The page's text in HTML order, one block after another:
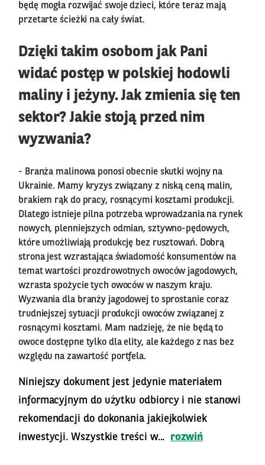
będę mogła rozwijać swoje dzieci, które teraz mają
przetarte ścieżki na cały świat.
Dzięki takim osobom jak Pani
widać postęp w polskiej hodowli
maliny i jeżyny. Jak zmienia się ten
sektor? Jakie stoją przed nim
wyzwania?
- Branża malinowa ponosi obecnie skutki wojny na
Ukrainie. Mamy kryzys związany z niską ceną malin,
brakiem rąk do pracy, rosnącymi kosztami produkcji.
Dlatego istnieje pilna potrzeba wprowadzania na rynek
nowych, plenniejszych odmian, sztywno-pędowych,
które umożliwiają produkcję bez rusztowań. Dobrą
strona jest wzrastająca świadomość konsumentów na
temat wartości prozdrowotnych owoców jagodowych,
wzrasta spożycie tych owoców w naszym kraju.
Wyzwania dla branży jagodowej to sprostanie coraz
trudniejszej sytuacji produkcji owoców związanej z
rosnącymi kosztami. Mam nadzieję, że nie będą to
owoce dostępne tylko dla elity, ale każdego z nas bez
względu na zawartość portfela.
Niniejszy dokument jest jedynie materiałem
informacyjnym do użytku odbiorcy i nie stanowi
rekomendacji do dokonania jakiejkolwiek
inwestycji. Wszystkie treści w...
rozwiń